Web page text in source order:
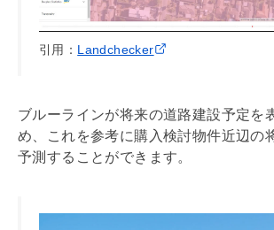
引用： Landchecker
ブルーラインが将来の道路建設予定を
め、これを参考に購入検討物件近辺の
予測することができます。